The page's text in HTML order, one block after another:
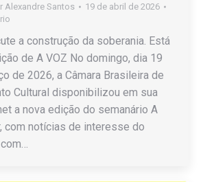
Alexandre Santos
19 de abril de 2026
a construção da soberania. Está
de A VOZ No domingo, dia 19
de 2026, a Câmara Brasileira de
Cultural disponibilizou em sua
a nova edição do semanário A
com notícias de interesse do